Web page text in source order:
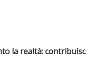
la realtà: